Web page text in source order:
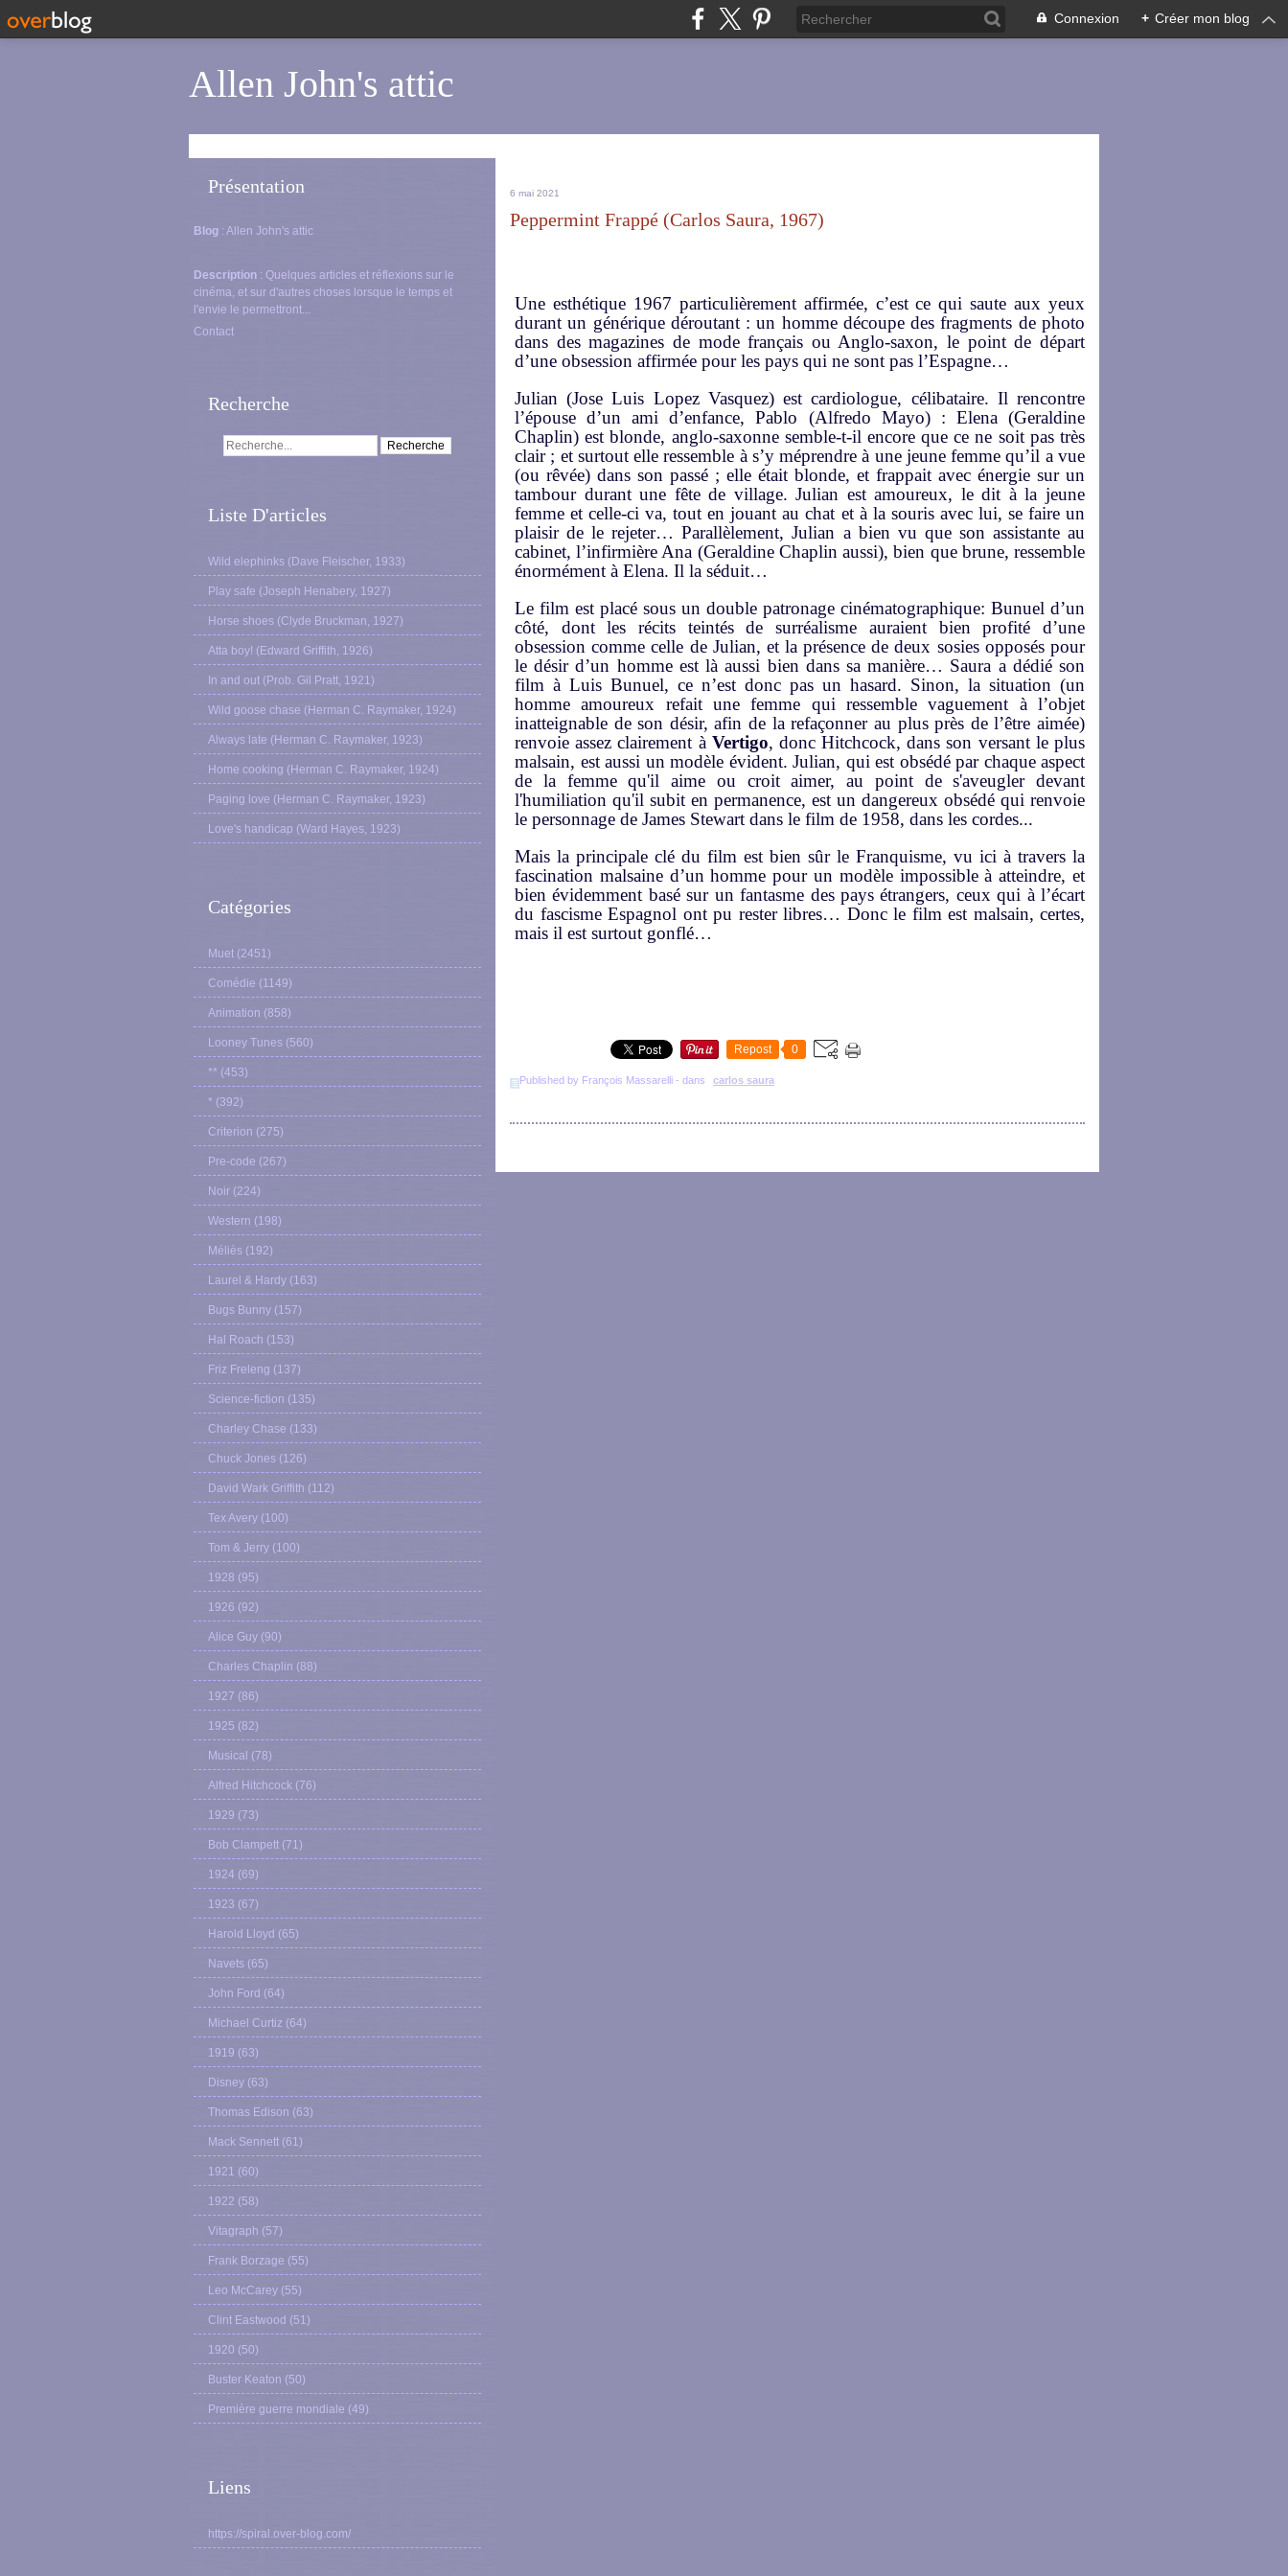
Connexion + Créer mon blog
Allen John's attic
Présentation
Blog : Allen John's attic
Description : Quelques articles et réflexions sur le
cinéma, et sur d'autres choses lorsque le temps et
l'envie le permettront...
Contact
Recherche
Liste D'articles
Wild elephinks (Dave Fleischer, 1933)
Play safe (Joseph Henabery, 1927)
Horse shoes (Clyde Bruckman, 1927)
Atta boy! (Edward Griffith, 1926)
In and out (Prob. Gil Pratt, 1921)
Wild goose chase (Herman C. Raymaker, 1924)
Always late (Herman C. Raymaker, 1923)
Home cooking (Herman C. Raymaker, 1924)
Paging love (Herman C. Raymaker, 1923)
Love's handicap (Ward Hayes, 1923)
Catégories
Muet (2451)
Comédie (1149)
Animation (858)
Looney Tunes (560)
** (453)
* (392)
Criterion (275)
Pre-code (267)
Noir (224)
Western (198)
Méliès (192)
Laurel & Hardy (163)
Bugs Bunny (157)
Hal Roach (153)
Friz Freleng (137)
Science-fiction (135)
Charley Chase (133)
Chuck Jones (126)
David Wark Griffith (112)
Tex Avery (100)
Tom & Jerry (100)
1928 (95)
1926 (92)
Alice Guy (90)
Charles Chaplin (88)
1927 (86)
1925 (82)
Musical (78)
Alfred Hitchcock (76)
1929 (73)
Bob Clampett (71)
1924 (69)
1923 (67)
Harold Lloyd (65)
Navets (65)
John Ford (64)
Michael Curtiz (64)
1919 (63)
Disney (63)
Thomas Edison (63)
Mack Sennett (61)
1921 (60)
1922 (58)
Vitagraph (57)
Frank Borzage (55)
Leo McCarey (55)
Clint Eastwood (51)
1920 (50)
Buster Keaton (50)
Première guerre mondiale (49)
Liens
https://spiral.over-blog.com/
6 mai 2021
Peppermint Frappé (Carlos Saura, 1967)
Une esthétique 1967 particulièrement affirmée, c’est ce qui saute aux yeux
durant un générique déroutant : un homme découpe des fragments de photo
dans des magazines de mode français ou Anglo-saxon, le point de départ
d’une obsession affirmée pour les pays qui ne sont pas l’Espagne…
Julian (Jose Luis Lopez Vasquez) est cardiologue, célibataire. Il rencontre
l’épouse d’un ami d’enfance, Pablo (Alfredo Mayo) : Elena (Geraldine
Chaplin) est blonde, anglo-saxonne semble-t-il encore que ce ne soit pas très
clair ; et surtout elle ressemble à s’y méprendre à une jeune femme qu’il a vue
(ou rêvée) dans son passé ; elle était blonde, et frappait avec énergie sur un
tambour durant une fête de village. Julian est amoureux, le dit à la jeune
femme et celle-ci va, tout en jouant au chat et à la souris avec lui, se faire un
plaisir de le rejeter… Parallèlement, Julian a bien vu que son assistante au
cabinet, l’infirmière Ana (Geraldine Chaplin aussi), bien que brune, ressemble
énormément à Elena. Il la séduit…
Le film est placé sous un double patronage cinématographique: Bunuel d’un
côté, dont les récits teintés de surréalisme auraient bien profité d’une
obsession comme celle de Julian, et la présence de deux sosies opposés pour
le désir d’un homme est là aussi bien dans sa manière… Saura a dédié son
film à Luis Bunuel, ce n’est donc pas un hasard. Sinon, la situation (un
homme amoureux refait une femme qui ressemble vaguement à l’objet
inatteignable de son désir, afin de la refaçonner au plus près de l’être aimée)
renvoie assez clairement à Vertigo, donc Hitchcock, dans son versant le plus
malsain, est aussi un modèle évident. Julian, qui est obsédé par chaque aspect
de la femme qu'il aime ou croit aimer, au point de s'aveugler devant
l'humiliation qu'il subit en permanence, est un dangereux obsédé qui renvoie
le personnage de James Stewart dans le film de 1958, dans les cordes...
Mais la principale clé du film est bien sûr le Franquisme, vu ici à travers la
fascination malsaine d’un homme pour un modèle impossible à atteindre, et
bien évidemment basé sur un fantasme des pays étrangers, ceux qui à l’écart
du fascisme Espagnol ont pu rester libres… Donc le film est malsain, certes,
mais il est surtout gonflé…
Repost 0
Published by François Massarelli - dans carlos saura